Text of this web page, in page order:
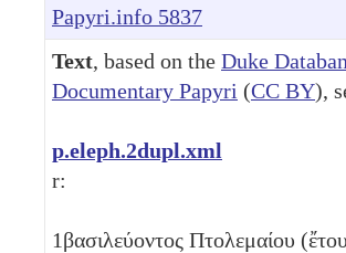
Papyri.info 5837
Text, based on the Duke
Documentary Papyri (CC BY),
p.eleph.2dupl.xml
r:
1βασιλεύοντος Πτολεμαίου